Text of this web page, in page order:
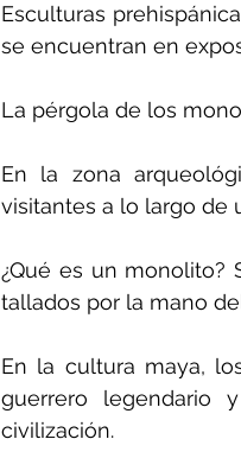
Esculturas
se encuentran en
La pérgola de los
En la zona
visitantes a lo largo de
¿Qué es un monolito?
tallados por la mano
En la cultura maya,
guerrero legendario
civilización.